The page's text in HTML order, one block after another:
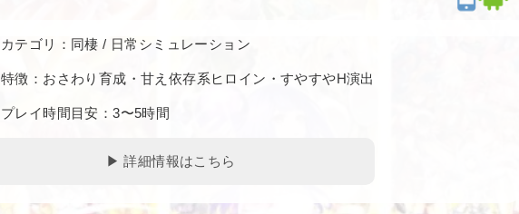
カテゴリ：同棲 / 日常シミュレーション
特徴：おさわり育成・甘え依存系ヒロイン・すやすやH演出
プレイ時間目安：3〜5時間
▶ 詳細情報はこちら